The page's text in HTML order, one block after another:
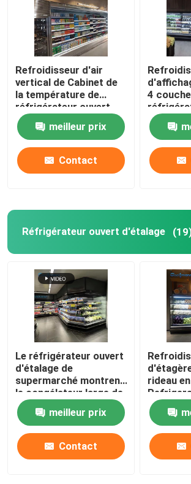
Refroidisseur d'air
vertical de Cabinet de
la température de
réfrigérateur ouvert
simple d'affichage
meilleur prix
Contact
4
stratifié
rideau
Réfrigérateur ouvert d'étalage
Le réfrigérateur ouvert
d'étalage de
supermarché montrent
le congélateur large de
Cabinet de légume fruit
de 1.25mmeilleur prix
Contact
rideau
Case Air
couches